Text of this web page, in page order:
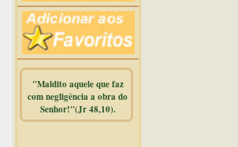
"Maldito aquele que faz
com negligência a obra do
Senhor!"(Jr 48,10).